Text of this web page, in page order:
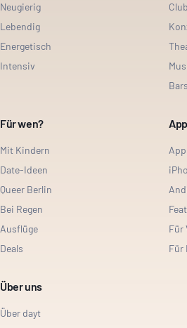
Neugierig
Lebendig
Energetisch
Intensiv
Bars
Für wen?
Mit Kindern
Date-Ideen
Queer Berlin
Bei Regen
Ausflüge
Deals
App
Für
Für
Über uns
Über dayt